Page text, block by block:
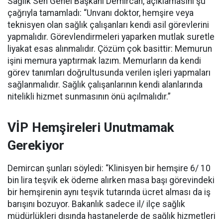
çağrıyla tamamladı: “Unvanı doktor, hemşire veya
teknisyen olan sağlık çalışanları kendi asil görevlerini
yapmalıdır. Görevlendirmeleri yaparken mutlak suretle
liyakat esas alınmalıdır. Çözüm çok basittir: Memurun
işini memura yaptırmak lazım. Memurların da kendi
görev tanımları doğrultusunda verilen işleri yapmaları
sağlanmalıdır. Sağlık çalışanlarının kendi alanlarında
nitelikli hizmet sunmasının önü açılmalıdır.”
VİP Hemşireleri Unutmamak
Gerekiyor
Demircan şunları söyledi: “Klinisyen bir hemşire 6/ 10
bin lira teşvik ek ödeme alırken masa başı görevindeki
bir hemşirenin aynı teşvik tutarında ücret alması da iş
barışını bozuyor. Bakanlık sadece il/ ilçe sağlık
müdürlükleri dışında hastanelerde de sağlık hizmetleri